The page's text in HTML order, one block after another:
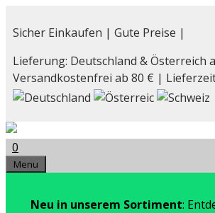
Inhalt
Sicher Einkaufen | Gute Preise |
Lieferung: Deutschland & Österreich
Versandkostenfrei ab 80 € |
0
Menu
Neu in unserem Sortiment: